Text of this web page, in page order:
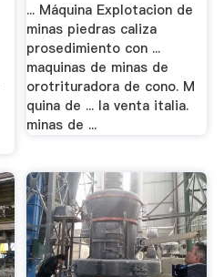
... Máquina Explotacion de
minas piedras caliza
prosedimiento con ...
maquinas de minas de
orotrituradora de cono. M
quina de ... la venta italia.
minas de ...